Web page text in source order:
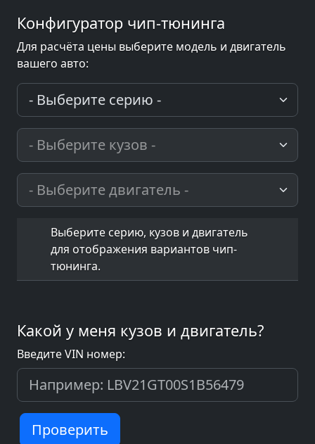
Конфигуратор чип-тюнинга
Для расчёта цены выберите модель и двигатель
вашего авто:
Выберите серию, кузов и двигатель
для отображения вариантов чип-
тюнинга.
Какой у меня кузов и двигатель?
Введите VIN номер:
Проверить